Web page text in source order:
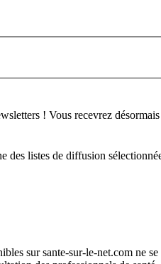
! Vous recevrez désormais
des listes de diffusion
sur sante-sur-le-net.com ne se